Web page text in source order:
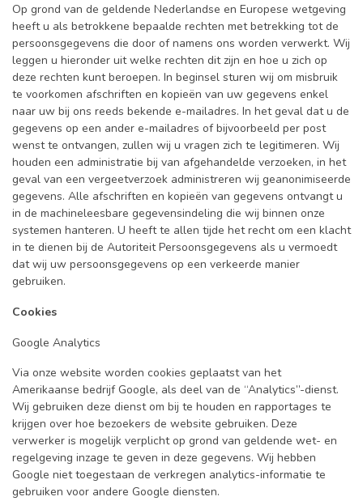
Op grond van de geldende Nederlandse en Europese wetgeving
heeft u als betrokkene bepaalde rechten met betrekking tot de
persoonsgegevens die door of namens ons worden verwerkt. Wij
leggen u hieronder uit welke rechten dit zijn en hoe u zich op
deze rechten kunt beroepen. In beginsel sturen wij om misbruik
te voorkomen afschriften en kopieën van uw gegevens enkel
naar uw bij ons reeds bekende e-mailadres. In het geval dat u de
gegevens op een ander e-mailadres of bijvoorbeeld per post
wenst te ontvangen, zullen wij u vragen zich te legitimeren. Wij
houden een administratie bij van afgehandelde verzoeken, in het
geval van een vergeetverzoek administreren wij geanonimiseerde
gegevens. Alle afschriften en kopieën van gegevens ontvangt u
in de machineleesbare gegevensindeling die wij binnen onze
systemen hanteren. U heeft te allen tijde het recht om een klacht
in te dienen bij de Autoriteit Persoonsgegevens als u vermoedt
dat wij uw persoonsgegevens op een verkeerde manier
gebruiken.
Cookies
Google Analytics
Via onze website worden cookies geplaatst van het
Amerikaanse bedrijf Google, als deel van de “Analytics”-dienst.
Wij gebruiken deze dienst om bij te houden en rapportages te
krijgen over hoe bezoekers de website gebruiken. Deze
verwerker is mogelijk verplicht op grond van geldende wet- en
regelgeving inzage te geven in deze gegevens. Wij hebben
Google niet toegestaan de verkregen analytics-informatie te
gebruiken voor andere Google diensten.